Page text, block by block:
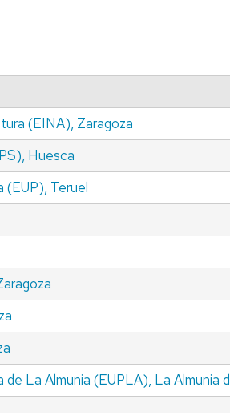
CALENDARIO
PROCEDIMIENTOS
PROPIOS
SEMINARIOS
INVESTIGACIÓN
DEFENDIDAS
OFERTAS
CONTRATOS
INVESTIGACIÓN
(EINA), Zaragoza
Huesca
(EUP), Teruel
La Almunia (EUPLA), La Almunia